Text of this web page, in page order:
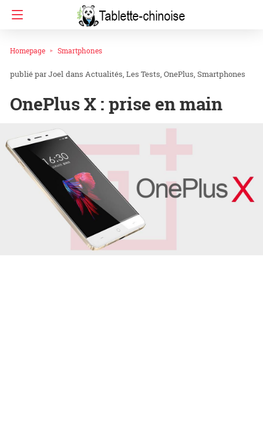
Homepage Smartphones
Joel dans Actualités Les Tests OnePlus Smartphones
OnePlus X : prise en main